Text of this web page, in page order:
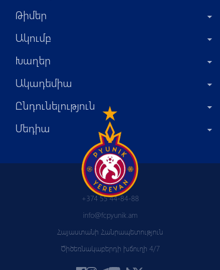
Թիմեր
Ակումբ
Խաղեր
Ակադեմիա
Ընդունելություն
Մեդիա
+374 55 44-84-88
info@fcpyunik.am
Հայաստանի Հանրապետություն
Ծիծեռնակաբերդի խճուղի 4/7